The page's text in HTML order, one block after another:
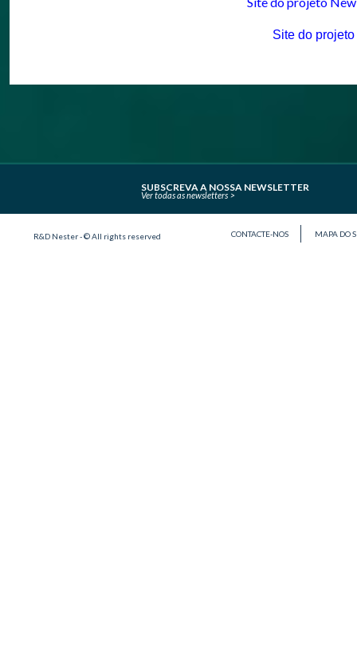
Site do
SUBSCREVA A NOSSA NEWSLETTER
Ver todas as newsletters
R&D Nester - © All rights reserved CONTACTE-NOS MAPA DO